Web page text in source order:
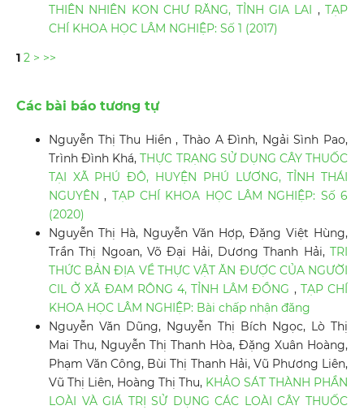
THIÊN NHIÊN KON CHƯ RĂNG, TỈNH GIA LAI ,TẠP
CHÍ KHOA HỌC LÂM NGHIỆP: Số 1 (2017)
1 2 > >>
Các bài báo tương tự
Nguyễn Thị Thu Hiền , Thào A Đình, Ngải Sình Pao,
Trình Đình Khá,THỰC TRẠNG SỬ DỤNG CÂY THUỐC
TẠI XÃ PHÚ ĐÔ, HUYỆN PHÚ LƯƠNG, TỈNH THÁI
NGUYÊN, TẠP CHÍ KHOA HỌC LÂM NGHIỆP: Số 6
(2020)
Nguyễn Thị Hà, Nguyễn Văn Hợp, Đặng Việt Hùng,
Trần Thị Ngoan, Võ Đại Hải, Dương Thanh Hải,TRI
THỨC BẢN ĐỊA VỀ THỰC VẬT ĂN ĐƯỢC CỦA NGƯỜI
CIL Ở XÃ ĐAM RÔNG 4, TỈNH LÂM ĐỒNG , TẠP CHÍ
KHOA HỌC LÂM NGHIỆP: Bài chấp nhận đăng
Nguyễn Văn Dũng, Nguyễn Thị Bích Ngọc, Lò Thị
Mai Thu, Nguyễn Thị Thanh Hòa, Đặng Xuân Hoàng,
Phạm Văn Công, Bùi Thị Thanh Hải, Vũ Phương Liên,
Vũ Thị Liên, Hoàng Thị Thu, KHẢO SÁT THÀNH PHẦN
LOÀI VÀ GIÁ TRỊ SỬ DỤNG CÁC LOÀI CÂY THUỐC